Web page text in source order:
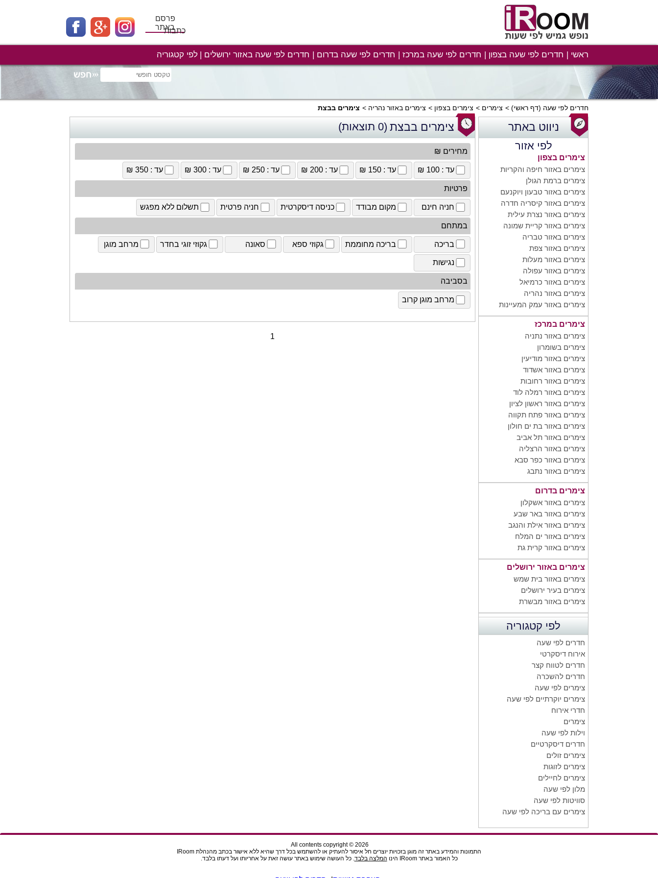
פרסם
באתרכתבות
ראשי חדרים לפי שעה בצפון חדרים לפי שעה במרכז חדרים לפי שעה בדרום חדרים לפי שעה באזור ירושלים לפי קטגוריה
חדרים לפי שעה (דף ראשי) צימרים צימרים בצפון צימרים באזור נהריה צימרים בבצת
ניווט באתר
לפי אזור
צימרים בצפון
צימרים באזור חיפה והקריות
צימרים ברמת הגולן
צימרים באזור טבעון ויוקנעם
צימרים באזור קיסריה חדרה
צימרים באזור נצרת עילית
צימרים באזור קריית שמונה
צימרים באזור טבריה
צימרים באזור צפת
צימרים באזור מעלות
צימרים באזור עפולה
צימרים באזור כרמיאל
צימרים באזור נהריה
צימרים באזור עמק המעיינות
צימרים במרכז
צימרים באזור נתניה
צימרים בשומרון
צימרים באזור מודיעין
צימרים באזור אשדוד
צימרים באזור רחובות
צימרים באזור רמלה לוד
צימרים באזור ראשון לציון
צימרים באזור פתח תקווה
צימרים באזור בת ים חולון
צימרים באזור תל אביב
צימרים באזור הרצליה
צימרים באזור כפר סבא
צימרים באזור נתבג
צימרים בדרום
צימרים באזור אשקלון
צימרים באזור באר שבע
צימרים באזור אילת והנגב
צימרים באזור ים המלח
צימרים באזור קרית גת
צימרים באזור ירושלים
צימרים באזור בית שמש
צימרים בעיר ירושלים
צימרים באזור מבשרת
לפי קטגוריה
חדרים לפי שעה
אירוח דיסקרטי
חדרים לטווח קצר
חדרים להשכרה
צימרים לפי שעה
צימרים יוקרתיים לפי שעה
חדרי אירוח
צימרים
וילות לפי שעה
חדרים דיסקרטיים
צימרים זולים
צימרים לזוגות
צימרים לחיילים
מלון לפי שעה
סוויטות לפי שעה
צימרים עם בריכה לפי שעה
צימרים בבצת (0 תוצאות)
מחירים ₪
עד : 100 ₪ עד : 150 ₪ עד : 200 ₪ עד : 250 ₪ עד : 300 ₪ עד : 350 ₪
פרטיות
חניה חינם מקום מבודד כניסה דיסקרטית חניה פרטית תשלום ללא מפגש
במתחם
בריכה בריכה מחוממת גקוזי ספא סאונה גקוזי זוגי בחדר מרחב מוגן
נגישות
בסביבה
מרחב מוגן קרוב
1
All contents copyright © 2026
התמונות והמידע באתר זה מוגן בזכויות יוצרים חל איסור להעתיק או להשתמש בכל דרך שהיא ללא אישור בכתב מהנהלת IRoom
כל האמור באתר IRoom הינו
המלצה בלבד. כל העושה שימוש באתר עושה זאת על אחריותו ועל דעתו בלבד.